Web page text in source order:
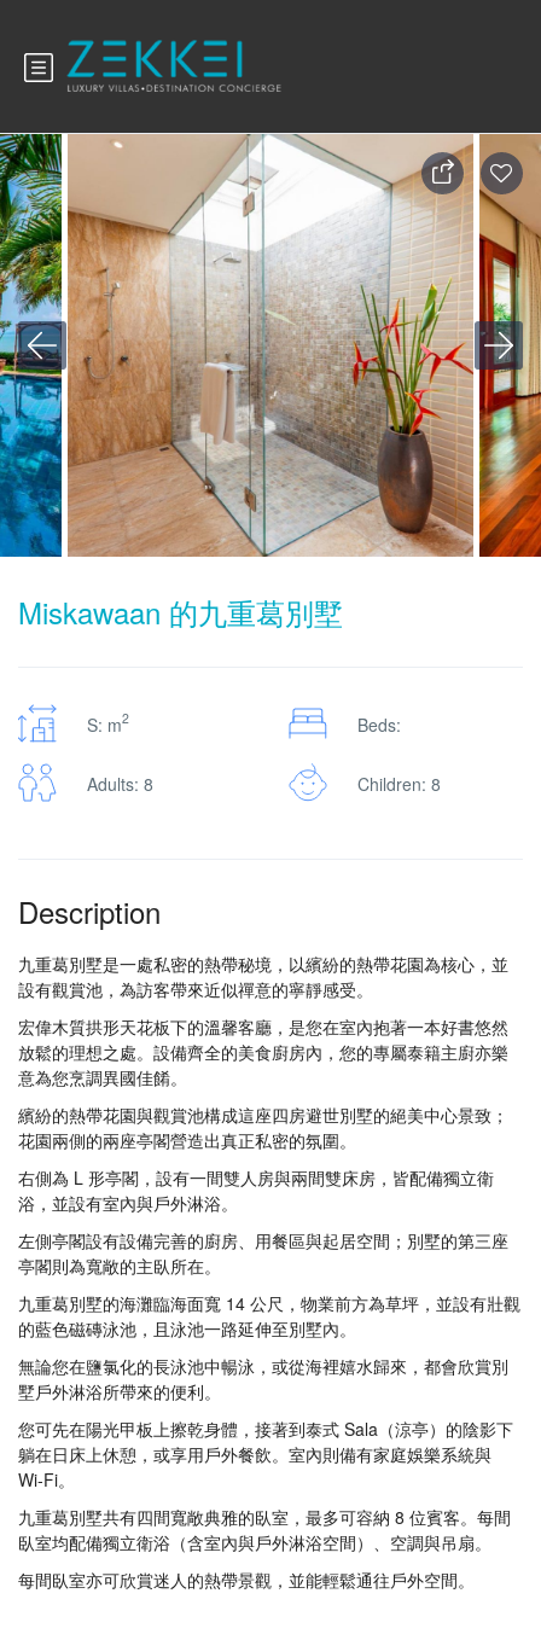
Miskawaan 的九重葛別墅
S: m2 Beds:
Adults: 8 Children: 8
Description
九重葛別墅是一處私密的熱帶秘境，以繽紛的熱帶花園為核心，並
設有觀賞池，為訪客帶來近似禪意的寧靜感受。
宏偉木質拱形天花板下的溫馨客廳，是您在室內抱著一本好書悠然
放鬆的理想之處。設備齊全的美食廚房內，您的專屬泰籍主廚亦樂
意為您烹調異國佳餚。
繽紛的熱帶花園與觀賞池構成這座四房避世別墅的絕美中心景致；
花園兩側的兩座亭閣營造出真正私密的氛圍。
右側為 L 形亭閣，設有一間雙人房與兩間雙床房，皆配備獨立衛
浴，並設有室內與戶外淋浴。
左側亭閣設有設備完善的廚房、用餐區與起居空間；別墅的第三座
亭閣則為寬敞的主臥所在。
九重葛別墅的海灘臨海面寬 14 公尺，物業前方為草坪，並設有壯觀
的藍色磁磚泳池，且泳池一路延伸至別墅內。
無論您在鹽氯化的長泳池中暢泳，或從海裡嬉水歸來，都會欣賞別
墅戶外淋浴所帶來的便利。
您可先在陽光甲板上擦乾身體，接著到泰式 Sala（涼亭）的陰影下
躺在日床上休憩，或享用戶外餐飲。室內則備有家庭娛樂系統與
Wi‑Fi。
九重葛別墅共有四間寬敞典雅的臥室，最多可容納 8 位賓客。每間
臥室均配備獨立衛浴（含室內與戶外淋浴空間）、空調與吊扇。
每間臥室亦可欣賞迷人的熱帶景觀，並能輕鬆通往戶外空間。